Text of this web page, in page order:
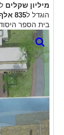
מיליון שקלים
הוגדל ל835 אלף שקלים.
בית הספר